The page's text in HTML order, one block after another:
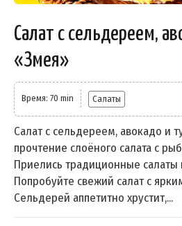
Салат с сельдереем,
«Змея»
Время: 70 min Салаты
Салат с сельдереем, авокадо и
прочтение слоёного салата с
Приелись традиционные салаты
Попробуйте свежий салат с
Сельдерей аппетитно хрустит,...